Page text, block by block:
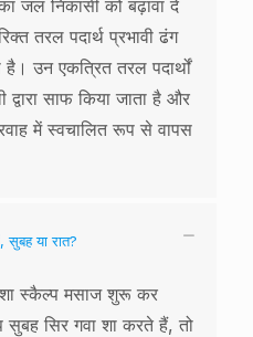
जल निकासी को बढ़ावा दे
तरल पदार्थ प्रभावी ढंग
उन एकत्रित तरल पदार्थों
द्वारा साफ किया जाता है और
में स्वचालित रूप से वापस
या रात?
स्कैल्प मसाज शुरू कर
सिर गवा शा करते हैं, तो